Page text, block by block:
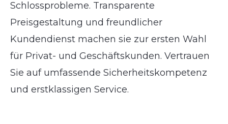
Schlossprobleme. Transparente
Preisgestaltung und freundlicher
Kundendienst machen sie zur ersten Wahl
für Privat- und Geschäftskunden. Vertrauen
Sie auf umfassende Sicherheitskompetenz
und erstklassigen Service.